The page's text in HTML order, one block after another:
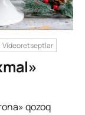
Videoretseptlar
qozoq